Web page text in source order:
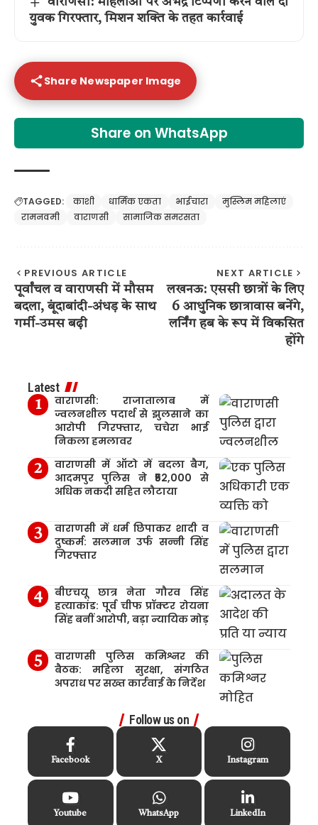
युवक गिरफ्तार, मिशन शक्ति के तहत कार्रवाई
Share Newspaper Image
Share on WhatsApp
TAGGED: काशी धार्मिक एकता भाईचारा
मुस्लिम महिलाएं
रामनवमी
वाराणसी सामाजिक समरसता
PREVIOUS ARTICLE
पूर्वांचल व वाराणसी में मौसम
बदला, बूंदाबांदी-अंधड़ के साथ
गर्मी-उमस बढ़ी
NEXT ARTICLE
लखनऊ: एससी छात्रों के लिए
6 आधुनिक छात्रावास बनेंगे,
लर्निंग हब के रूप में विकसित
होंगे
Latest
वाराणसी: राजातालाब में
ज्वलनशील पदार्थ से झुलसाने का
आरोपी गिरफ्तार, चचेरा भाई
निकला हमलावर
वाराणसी में ऑटो में बदला बैग,
आदमपुर पुलिस ने ₹52,000 से
अधिक नकदी सहित लौटाया
वाराणसी में धर्म छिपाकर शादी व
दुष्कर्म: सलमान उर्फ सन्नी सिंह
गिरफ्तार
बीएचयू छात्र नेता गौरव सिंह
हत्याकांड: पूर्व चीफ प्रॉक्टर रोयना
सिंह बनीं आरोपी, बड़ा न्यायिक मोड़
वाराणसी पुलिस कमिश्नर की
बैठक: महिला सुरक्षा, संगठित
अपराध पर सख्त कार्रवाई के निर्देश
Follow us on
Facebook X Instagram
Youtube WhatsApp LinkedIn